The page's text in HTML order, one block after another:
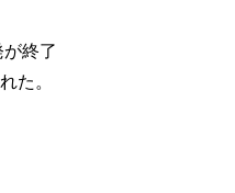
終了
た。